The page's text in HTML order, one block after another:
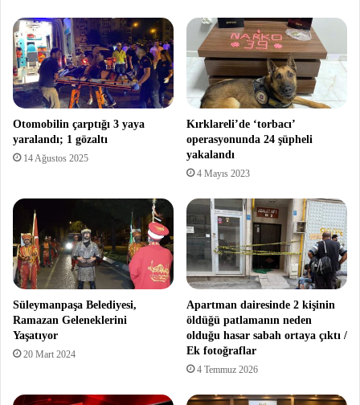
Otomobilin çarptığı 3 yaya
yaralandı; 1 gözaltı
14 Ağustos 2025
Kırklareli’de ‘torbacı’
operasyonunda 24 şüpheli
yakalandı
4 Mayıs 2023
Süleymanpaşa Belediyesi,
Ramazan Geleneklerini
Yaşatıyor
20 Mart 2024
Apartman dairesinde 2 kişinin
öldüğü patlamanın neden
olduğu hasar sabah ortaya çıktı /
Ek fotoğraflar
4 Temmuz 2026